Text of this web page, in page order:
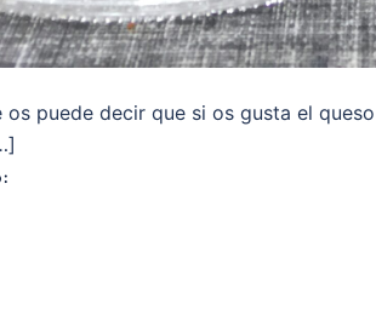
os puede decir que si os gusta el